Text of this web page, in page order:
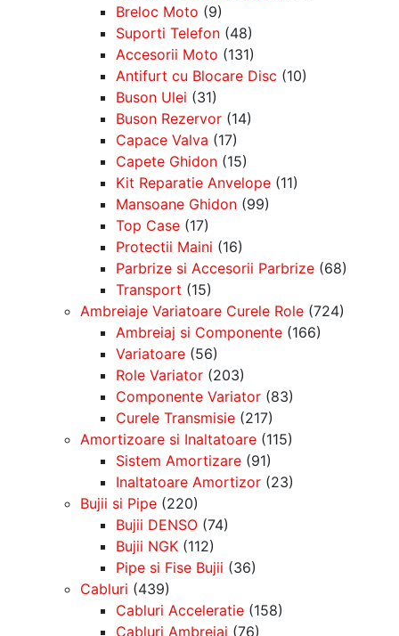
Breloc Moto (9)
Suporti Telefon (48)
Accesorii Moto (131)
Antifurt cu Blocare Disc (10)
Buson Ulei (31)
Buson Rezervor (14)
Capace Valva (17)
Capete Ghidon (15)
Kit Reparatie Anvelope (11)
Mansoane Ghidon (99)
Top Case (17)
Protectii Maini (16)
Parbrize si Accesorii Parbrize (68)
Transport (15)
Ambreiaje Variatoare Curele Role (724)
Ambreiaj si Componente (166)
Variatoare (56)
Role Variator (203)
Componente Variator (83)
Curele Transmisie (217)
Amortizoare si Inaltatoare (115)
Sistem Amortizare (91)
Inaltatoare Amortizor (23)
Bujii si Pipe (220)
Bujii DENSO (74)
Bujii NGK (112)
Pipe si Fise Bujii (36)
Cabluri (439)
Cabluri Acceleratie (158)
Cabluri Ambreiaj (76)